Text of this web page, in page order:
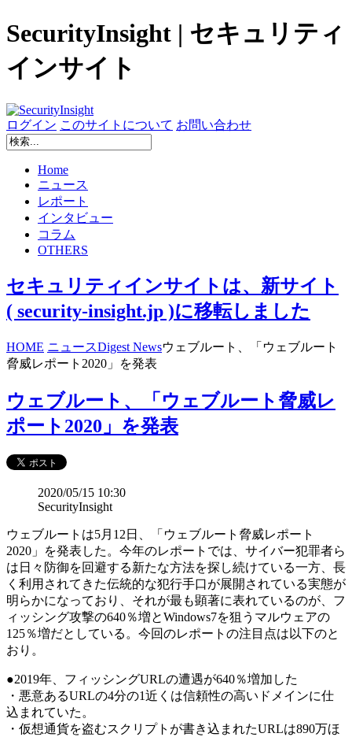
SecurityInsight | セキュリティ
インサイト
ログイン このサイトについて お問い合わせ
Home
ニュース
レポート
インタビュー
コラム
OTHERS
セキュリティインサイトは、新サイト
( security-insight.jp )に移転しました
HOME ニュースDigest Newsウェブルート、「ウェブルート
脅威レポート2020」を発表
ウェブルート、「ウェブルート脅威レ
ポート2020」を発表
2020/05/15 10:30
SecurityInsight
ウェブルートは5月12日、「ウェブルート脅威レポート
2020」を発表した。今年のレポートでは、サイバー犯罪者ら
は日々防御を回避する新たな方法を探し続けている一方、長
く利用されてきた伝統的な犯行手口が展開されている実態が
明らかになっており、それが最も顕著に表れているのが、フ
ィッシング攻撃の640％増とWindows7を狙うマルウェアの
125％増だとしている。今回のレポートの注目点は以下のと
おり。
●2019年、フィッシングURLの遭遇が640％増加した
・悪意あるURLの4分の1近くは信頼性の高いドメインに仕
込まれていた。
・仮想通貨を盗むスクリプトが書き込まれたURLは890万ほ